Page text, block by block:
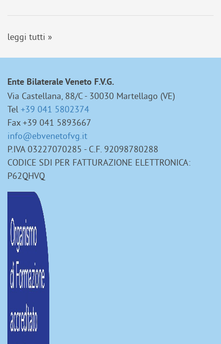
leggi tutti »
Ente Bilaterale Veneto F.V.G.
Via Castellana, 88/C - 30030 Martellago (VE)
Tel +39 041 5802374
Fax +39 041 5893667
info@ebvenetofvg.it
P.IVA 03227070285 - C.F. 92098780288
CODICE SDI PER FATTURAZIONE ELETTRONICA:
P62QHVQ